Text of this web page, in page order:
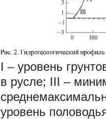
I – уровень
в русле; III –
уровень